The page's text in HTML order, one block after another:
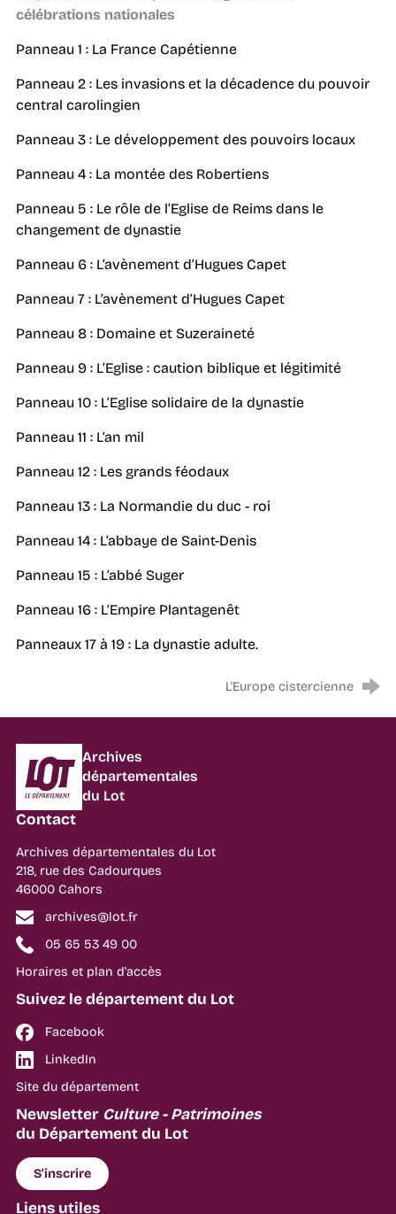
célébrations nationales
Panneau 1 : La France Capétienne
Panneau 2 : Les invasions et la décadence du pouvoir
central carolingien
Panneau 3 : Le développement des pouvoirs locaux
Panneau 4 : La montée des Robertiens
Panneau 5 : Le rôle de l’Eglise de Reims dans le
changement de dynastie
Panneau 6 : L’avènement d’Hugues Capet
Panneau 7 : L’avènement d’Hugues Capet
Panneau 8 : Domaine et Suzeraineté
Panneau 9 : L’Eglise : caution biblique et légitimité
Panneau 10 : L’Eglise solidaire de la dynastie
Panneau 11 : L’an mil
Panneau 12 : Les grands féodaux
Panneau 13 : La Normandie du duc - roi
Panneau 14 : L’abbaye de Saint-Denis
Panneau 15 : L’abbé Suger
Panneau 16 : L’Empire Plantagenêt
Panneaux 17 à 19 : La dynastie adulte.
L'Europe cistercienne
Département du Lot
Archives
départementales
du Lot
Contact
Archives départementales du Lot
218, rue des Cadourques
46000 Cahors
archives@lot.fr
05 65 53 49 00
Horaires et plan d'accès
Suivez le département du Lot
Facebook
LinkedIn
Site du département
Newsletter Culture - Patrimoines
du Département du Lot
S'inscrire
Liens utiles